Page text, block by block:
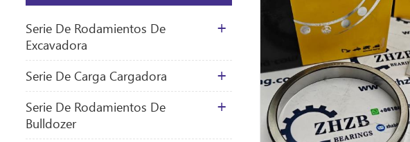
Serie De Rodamientos De
Excavadora
Serie De Carga Cargadora
Serie De Rodamientos De
Bulldozer